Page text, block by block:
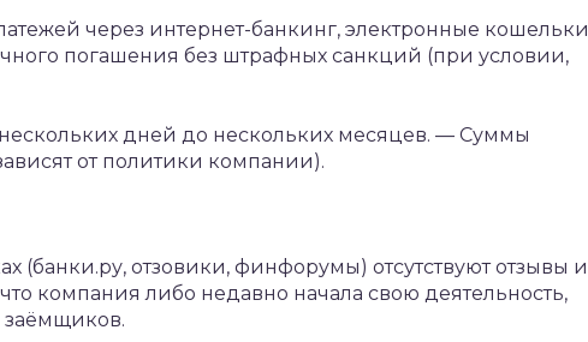
через интернет-банкинг, электронные кошельки
погашения без штрафных санкций (при условии,
дней до нескольких месяцев. — Суммы
от политики компании).
(банки.ру, отзовики, финфорумы) отсутствуют отзывы и
компания либо недавно начала свою деятельность,
заёмщиков.